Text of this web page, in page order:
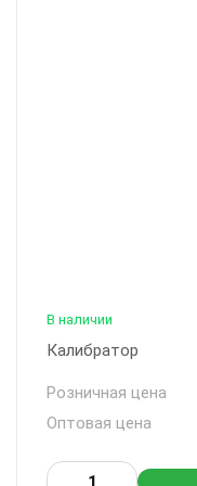
В наличии
Калибратор
Розничная цена
Оптовая цена